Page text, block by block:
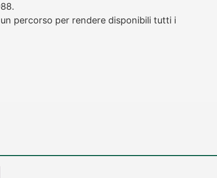
percorso per rendere disponibili tutti i